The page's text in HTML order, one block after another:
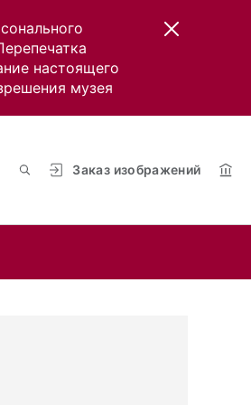
настоящего
музея
Заказ изображений